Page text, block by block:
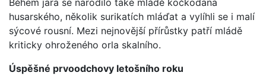
Během jara se narodilo také mládě kočkodana
husarského, několik surikatích mláďat a vylíhli se i malí
sýcové rousní. Mezi nejnovější přírůstky patří mládě
kriticky ohroženého orla skalního.
Úspěšné prvoodchovy letošního roku